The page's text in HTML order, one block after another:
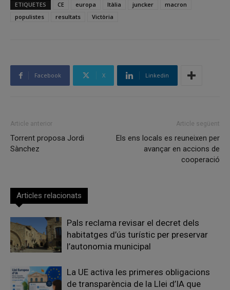
ETIQUETES CE europa Itàlia juncker
macron
populistes
resultats Victòria
Facebook X Linkedin
Article anterior
Torrent proposa Jordi
Sànchez
Article següent
Els ens locals es reuneixen per
avançar en accions de
cooperació
Articles relacionats
Pals reclama revisar el decret dels
habitatges d’ús turístic per preservar
l’autonomia municipal
La UE activa les primeres obligacions
de transparència de la Llei d’IA que